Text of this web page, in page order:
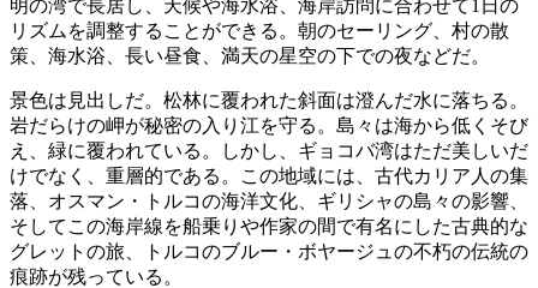
明の湾で長居し、天候や海水浴、海岸訪問に合わせて1日の
リズムを調整することができる。朝のセーリング、村の散
策、海水浴、長い昼食、満天の星空の下での夜などだ。
景色は見出しだ。松林に覆われた斜面は澄んだ水に落ちる。
岩だらけの岬が秘密の入り江を守る。島々は海から低くそび
え、緑に覆われている。しかし、ギョコバ湾はただ美しいだ
けでなく、重層的である。この地域には、古代カリア人の集
落、オスマン・トルコの海洋文化、ギリシャの島々の影響、
そしてこの海岸線を船乗りや作家の間で有名にした古典的な
グレットの旅、トルコのブルー・ボヤージュの不朽の伝統の
痕跡が残っている。